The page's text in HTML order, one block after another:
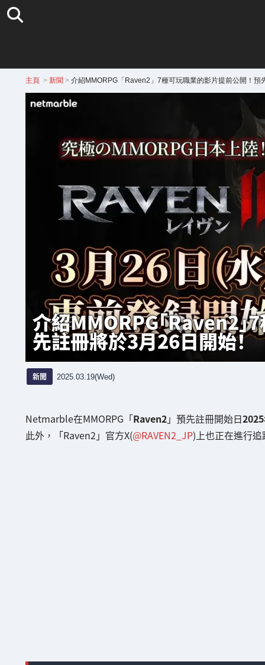
主頁 > 新聞 > 介紹MMORPG「Raven2」7種可玩職業的影片提前公開！預
介紹MMORPG「Raven2」
先註冊將於3月26日開始！
新聞 2025.03.19(Wed)
Netmarble在MMORPG「Raven2」預先註冊開始日
此外，「Raven2」官方X(@RAVEN2_JP)上也正在進行